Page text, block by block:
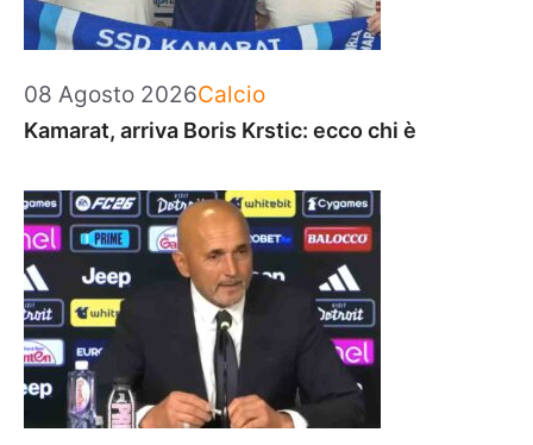
08 Agosto 2026Categorie
Calcio
Kamarat, arriva Boris Krstic: ecco chi è